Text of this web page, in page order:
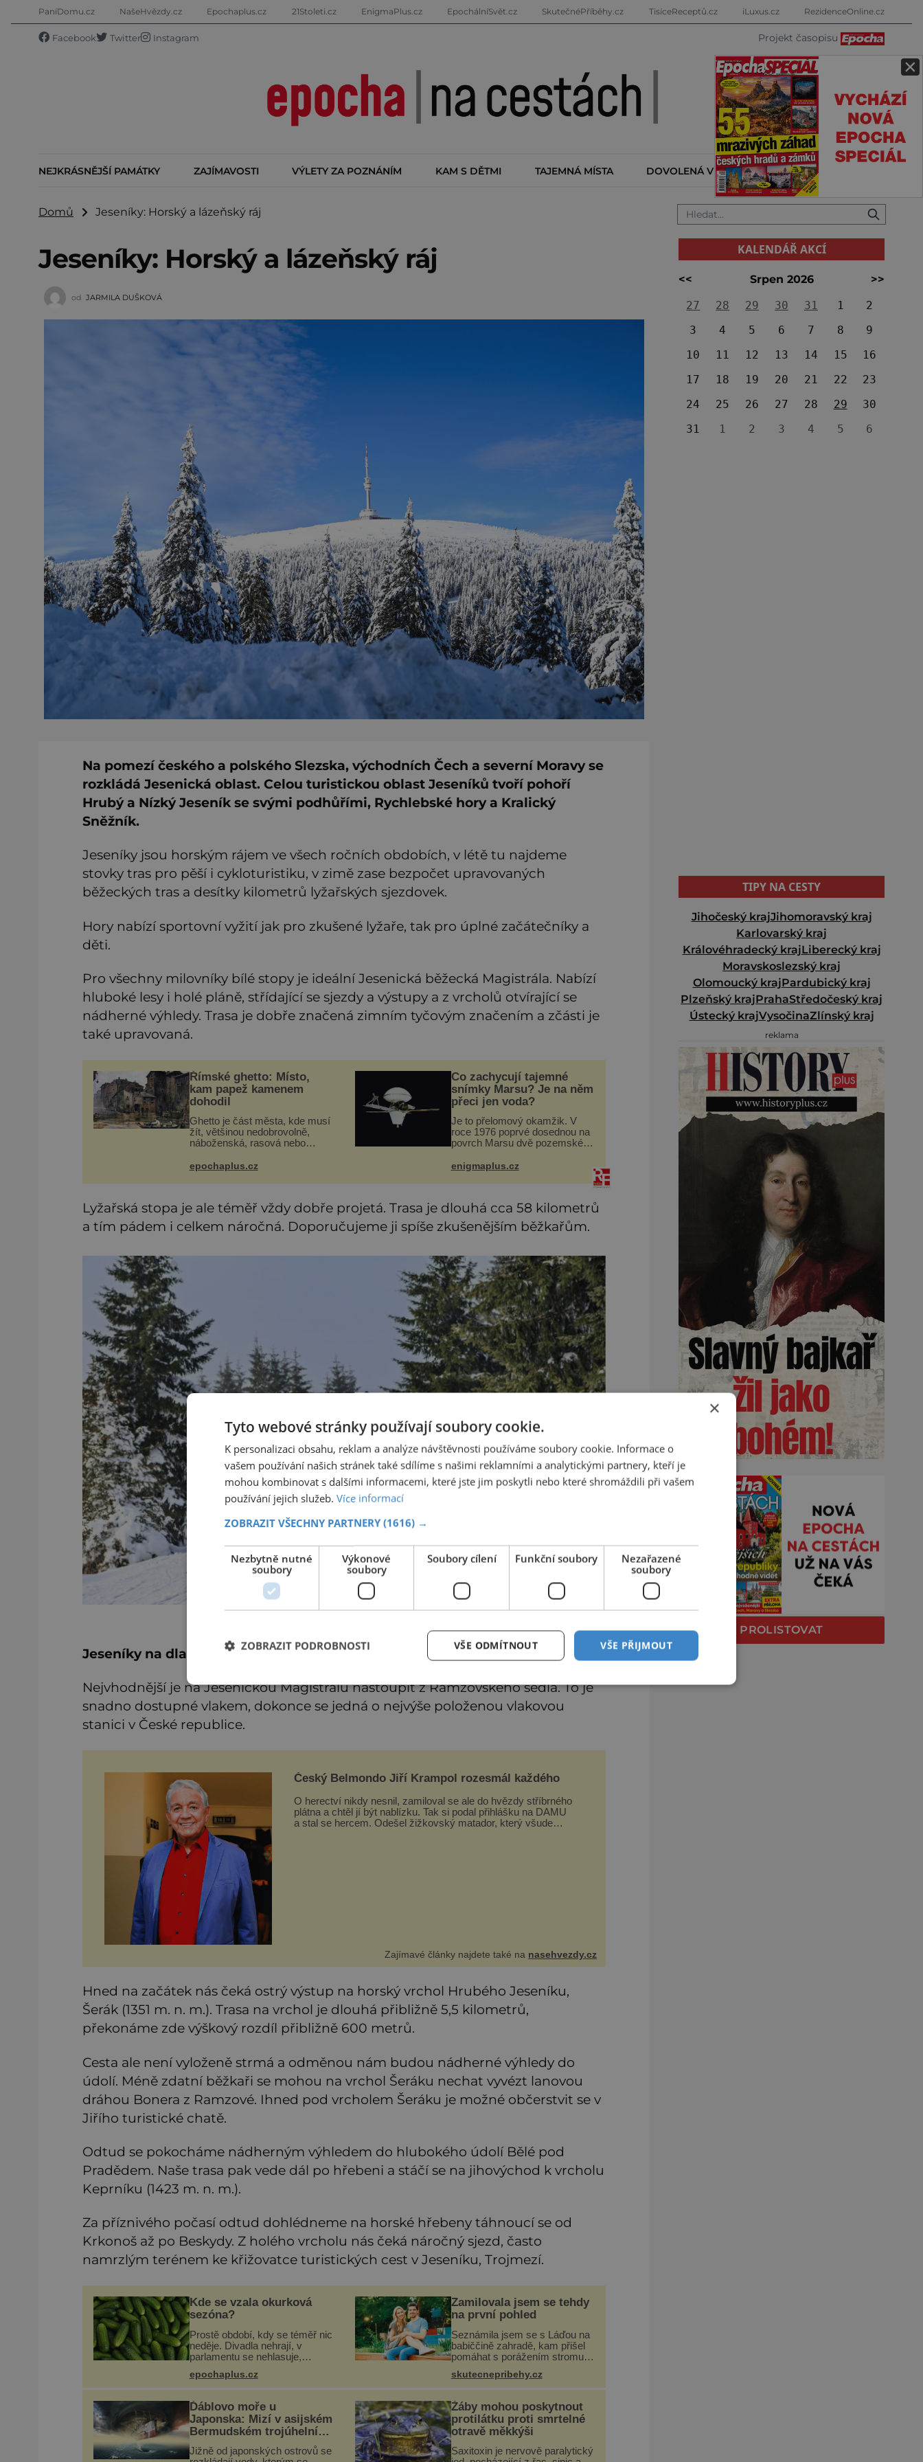
×
PaníDomu.cz NašeHvězdy.cz Epochaplus.cz 21Stoleti.cz EnigmaPlus.cz EpochálníSvět.cz SkutečnéPříběhy.cz TisíceReceptů.cz iLuxus.cz RezidenceOnline.cz
Facebook Twitter Instagram Projekt časopisu
NEJKRÁSNĚJŠÍ PAMÁTKY ZAJÍMAVOSTI VÝLETY ZA POZNÁNÍM KAM S DĚTMI TAJEMNÁ MÍSTA DOVOLENÁ V ZAHRANIČÍ KALENDÁŘ AKCÍ
Domů Jeseníky: Horský a lázeňský ráj
Jeseníky: Horský a lázeňský ráj
od JARMILA DUŠKOVÁ
Na pomezí českého a polského Slezska, východních Čech a severní Moravy se
rozkládá Jesenická oblast. Celou turistickou oblast Jeseníků tvoří pohoří
Hrubý a Nízký Jeseník se svými podhůřími, Rychlebské hory a Kralický
Sněžník.
Jeseníky jsou horským rájem ve všech ročních obdobích, v létě tu najdeme
stovky tras pro pěší i cykloturistiku, v zimě zase bezpočet upravovaných
běžeckých tras a desítky kilometrů lyžařských sjezdovek.
Hory nabízí sportovní vyžití jak pro zkušené lyžaře, tak pro úplné začátečníky a
děti.
Pro všechny milovníky bílé stopy je ideální Jesenická běžecká Magistrála. Nabízí
hluboké lesy i holé pláně, střídající se sjezdy a výstupy a z vrcholů otvírající se
nádherné výhledy. Trasa je dobře značená zimním tyčovým značením a zčásti je
také upravovaná.
Římské ghetto: Místo,
kam papež kamenem
dohodil
Ghetto je část města, kde musí
žít, většinou nedobrovolně,
náboženská, rasová nebo
Bohaté historické zkušenosti
Už od středověku jsou totiž
epochaplus.cz
Co zachycují tajemné
snímky Marsu? Je na něm
přeci jen voda?
Je to přelomový okamžik. V
roce 1976 poprvé dosednou na
povrch Marsu dvě pozemské
vesmírného programu Viking,
fotografie záhadami opředené
enigmaplus.cz
Lyžařská stopa je ale téměř vždy dobře projetá. Trasa je dlouhá cca 58 kilometrů
a tím pádem i celkem náročná. Doporučujeme ji spíše zkušenějším běžkařům.
Jeseníky na dlani
Nejvhodnější je na Jesenickou Magistrálu nastoupit z Ramzovského sedla. To je
snadno dostupné vlakem, dokonce se jedná o nejvýše položenou vlakovou
stanici v České republice.
Český Belmondo Jiří Krampol rozesmál každého
O herectví nikdy nesnil, zamiloval se ale do hvězdy stříbrného
plátna a chtěl jí být nablízku. Tak si podal přihlášku na DAMU
a stal se hercem. Odešel žižkovský matador, který všude
Zajímavé články najdete také na nasehvezdy.cz
Hned na začátek nás čeká ostrý výstup na horský vrchol Hrubého Jeseníku,
Šerák (1351 m. n. m.). Trasa na vrchol je dlouhá přibližně 5,5 kilometrů,
překonáme zde výškový rozdíl přibližně 600 metrů.
Cesta ale není vyloženě strmá a odměnou nám budou nádherné výhledy do
údolí. Méně zdatní běžkaři se mohou na vrchol Šeráku nechat vyvézt lanovou
dráhou Bonera z Ramzové. Ihned pod vrcholem Šeráku je možné občerstvit se v
Jiřího turistické chatě.
Odtud se pokocháme nádherným výhledem do hlubokého údolí Bělé pod
Pradědem. Naše trasa pak vede dál po hřebeni a stáčí se na jihovýchod k vrcholu
Keprníku (1423 m. n. m.).
Za příznivého počasí odtud dohlédneme na horské hřebeny táhnoucí se od
Krkonoš až po Beskydy. Z holého vrcholu nás čeká náročný sjezd, často
namrzlým terénem ke křižovatce turistických cest v Jeseníku, Trojmezí.
Kde se vzala okurková
sezóna?
Prostě období, kdy se téměř nic
neděje. Divadla nehrají, v
parlamentu se nehlasuje,
média tak nemají o čem mluvit
a psát. A vymýšlejí si proto
témata, které nikoho nezajímaj
epochaplus.cz
Zamilovala jsem se tehdy
na první pohled
Seznámila jsem se s Láďou na
babiččině zahradě, kam přišel
pomáhat s porážením stromu.
varovala… Babička se mě
často ptávala, kdy se už
konečně vdám. Dost mě to
deptalo,
skutecnepribehy.cz
Ďáblovo moře u
Japonska: Mizí v asijském
Bermudském trojúhelníku
lodě ve spárech neznámé
síly?
Jižně od japonských ostrovů se
Žáby mohou poskytnout
protilátku proti smrtelné
otravě měkkýši
Saxitoxin je nervově paralytický
KALENDÁŘ AKCÍ
<< Srpen 2026
>>
27
28 29 30 31 1
2
3
4 5 6 7 8
9
10
11 12 13 14 15
16
17
18 19 20 21 22
23
24
25 26 27 28 29
30
31
1 2 3 4 5 6
TIPY NA CESTY
Jihočeský krajJihomoravský kraj
Karlovarský kraj
Královéhradecký krajLiberecký kraj
Moravskoslezský kraj
Olomoucký krajPardubický kraj
Plzeňský krajPrahaStředočeský kraj
Ústecký krajVysočinaZlínský kraj
reklama
PROLISTOVAT
×
Tyto webové stránky používají soubory cookie.
K personalizaci obsahu, reklam a analýze návštěvnosti používáme soubory cookie. Informace o
vašem používání našich stránek také sdílíme s našimi reklamními a analytickými partnery, kteří je
mohou kombinovat s dalšími informacemi, které jste jim poskytli nebo které shromáždili při vašem
používání jejich služeb. Více informací
ZOBRAZIT VŠECHNY PARTNERY (1616) →
Nezbytně nutné
soubory
Výkonové
soubory
Soubory cílení Funkční soubory
Nezařazené
soubory
VŠE PŘIJMOUT
VŠE ODMÍTNOUT
ZOBRAZIT PODROBNOSTI